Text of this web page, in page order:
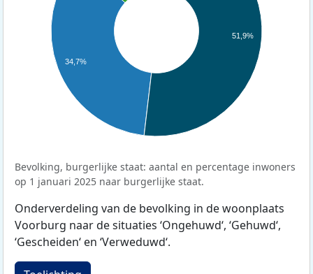
34,7%
51,9%
Bevolking, burgerlijke staat: aantal en percentage inwoners
op 1 januari 2025 naar burgerlijke staat.
Onderverdeling van de bevolking in de woonplaats
Voorburg naar de situaties ‘Ongehuwd‘, ‘Gehuwd‘,
‘Gescheiden‘ en ‘Verweduwd‘.